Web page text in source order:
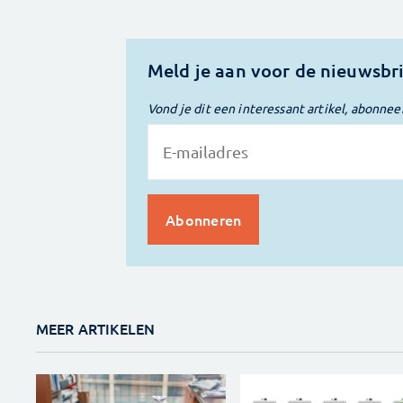
Meld je aan voor de
Vond je dit een interessant artikel,
MEER ARTIKELEN